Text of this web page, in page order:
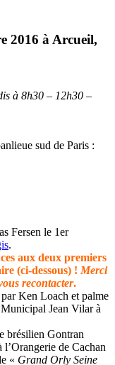
2016 à Arcueil,
à 8h30 – 12h30 –
sud de Paris :
Fersen le 1er
.
aux deux premiers
(ci-dessous) ! Merci
recontacter.
par Ken Loach et palme
Municipal Jean Vilar à
brésilien Gontran
l’Orangerie de Cachan
« Grand Orly Seine